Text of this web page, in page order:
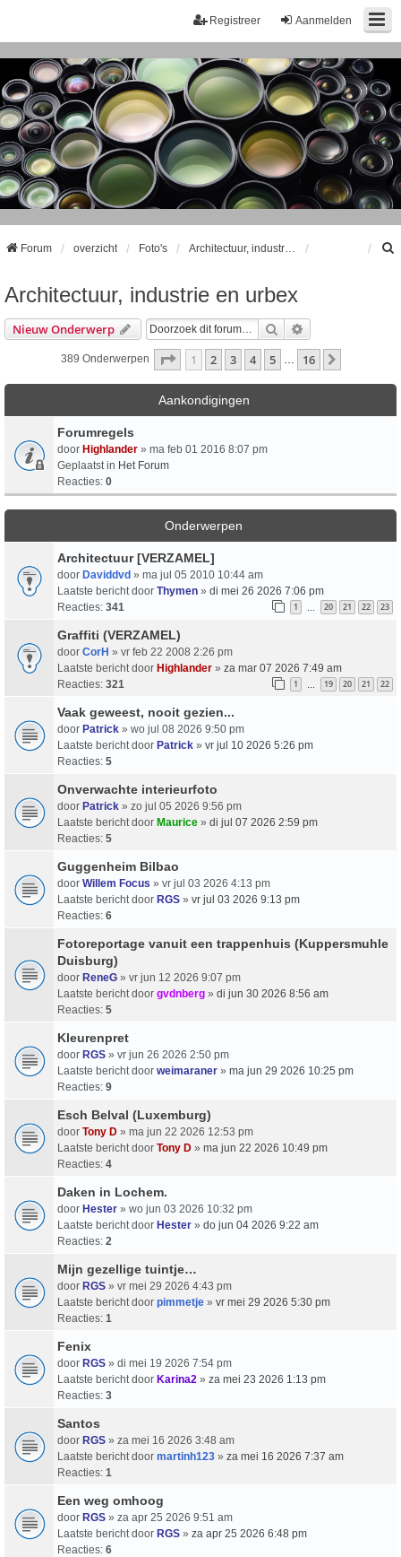
Aanmelden
Registreer
Forum overzicht Foto's
Architectuur, industrie en urbex
Nieuw Onderwerp Zoek
389 Onderwerpen Pagina Van16
1 2 3 4 5 16
Aankondigingen
Forumregels
door Highlander » ma feb 01 2016 8:07 pm
Geplaatst in Het Forum
Reacties: 0
Onderwerpen
Architectuur [VERZAMEL]
door Daviddvd » ma jul 05 2010 10:44 am
Laatste bericht door Thymen » di mei 26 2026 7:06 pm
Reacties: 341 1 … 20 21 22 23
Graffiti (VERZAMEL)
door CorH » vr feb 22 2008 2:26 pm
Laatste bericht door Highlander » za mar 07 2026 7:49 am
Reacties: 321 1 … 19 20 21 22
Vaak geweest, nooit gezien...
door Patrick » wo jul 08 2026 9:50 pm
Laatste bericht door Patrick » vr jul 10 2026 5:26 pm
Reacties: 5
Onverwachte interieurfoto
door Patrick » zo jul 05 2026 9:56 pm
Laatste bericht door Maurice » di jul 07 2026 2:59 pm
Reacties: 5
Guggenheim Bilbao
door Willem Focus » vr jul 03 2026 4:13 pm
Laatste bericht door RGS » vr jul 03 2026 9:13 pm
Reacties: 6
Fotoreportage vanuit een trappenhuis (Kuppersmuhle
Duisburg)
door ReneG » vr jun 12 2026 9:07 pm
Laatste bericht door gvdnberg » di jun 30 2026 8:56 am
Reacties: 5
Kleurenpret
door RGS » vr jun 26 2026 2:50 pm
Laatste bericht door weimaraner » ma jun 29 2026 10:25 pm
Reacties: 9
Esch Belval (Luxemburg)
door Tony D » ma jun 22 2026 12:53 pm
Laatste bericht door Tony D » ma jun 22 2026 10:49 pm
Reacties: 4
Daken in Lochem.
door Hester » wo jun 03 2026 10:32 pm
Laatste bericht door Hester » do jun 04 2026 9:22 am
Reacties: 2
Mijn gezellige tuintje…
door RGS » vr mei 29 2026 4:43 pm
Laatste bericht door pimmetje » vr mei 29 2026 5:30 pm
Reacties: 1
Fenix
door RGS » di mei 19 2026 7:54 pm
Laatste bericht door Karina2 » za mei 23 2026 1:13 pm
Reacties: 3
Santos
door RGS » za mei 16 2026 3:48 am
Laatste bericht door martinh123 » za mei 16 2026 7:37 am
Reacties: 1
Een weg omhoog
door RGS » za apr 25 2026 9:51 am
Laatste bericht door RGS » za apr 25 2026 6:48 pm
Reacties: 6